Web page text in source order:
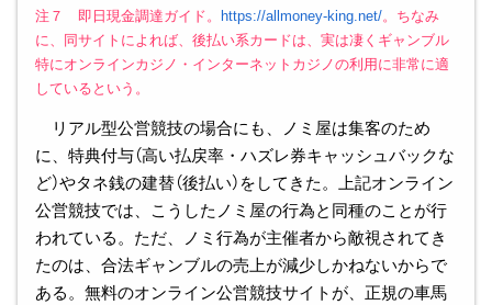
注７ 即日現金調達ガイド。 https://allmoney-king.net/。ちなみ
に、同サイトによれば、後払い系カードは、実は凄くギャンブル
特にオンラインカジノ・インターネットカジノの利用に非常に適
しているという。
リアル型公営競技の場合にも、ノミ屋は集客のため
に、特典付与（高い払戻率・ハズレ券キャッシュバックな
ど）やタネ銭の建替（後払い）をしてきた。上記オンライン
公営競技では、こうしたノミ屋の行為と同種のことが行
われている。ただ、ノミ行為が主催者から敵視されてき
たのは、合法ギャンブルの売上が減少しかねないからで
ある。無料のオンライン公営競技サイトが、正規の車馬